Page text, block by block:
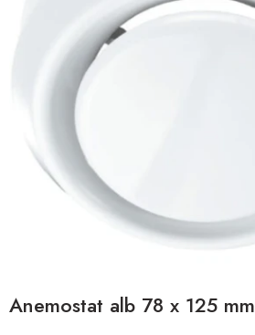
Anemostat alb 78 x 125